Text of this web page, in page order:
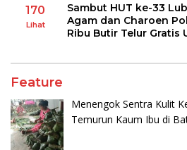
170
Lihat
Sambut HUT ke-33
Agam dan Charoen
Ribu Butir Telur Gratis
Feature
Menengok Sentra Kulit
Temurun Kaum Ibu di